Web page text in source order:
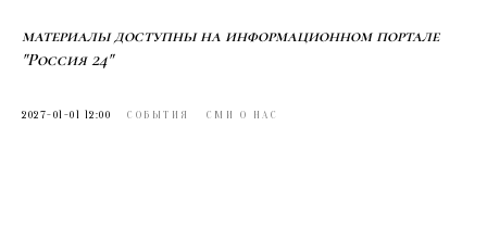
материалы доступны на информационном портале
"Россия 24"
2027-01-01 12:00 СОБЫТИЯ СМИ О НАС